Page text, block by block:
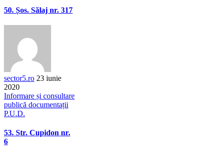
50. Șos. Sălaj nr. 317
sector5.ro 23 iunie
2020
Informare și consultare
publică documentații
P.U.D.
53. Str. Cupidon nr.
6